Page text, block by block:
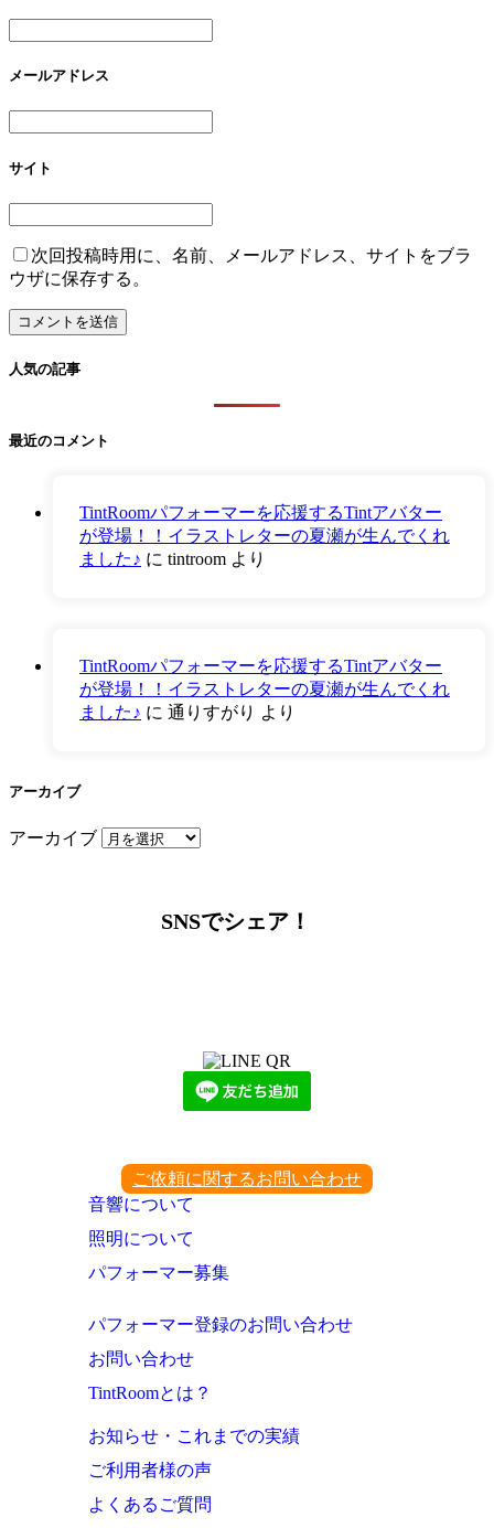
メールアドレス
サイト
次回投稿時用に、名前、メールアドレス、サイトをブラ
ウザに保存する。
人気の記事
最近のコメント
TintRoomパフォーマーを応援するTintアバター
が登場！！イラストレターの夏瀬が生んでくれ
ました♪ に tintroom より
TintRoomパフォーマーを応援するTintアバター
が登場！！イラストレターの夏瀬が生んでくれ
ました♪ に 通りすがり より
アーカイブ
アーカイブ
SNSでシェア！
ご依頼に関するお問い合わせ
音響について
照明について
パフォーマー募集
パフォーマー登録のお問い合わせ
お問い合わせ
TintRoomとは？
お知らせ・これまでの実績
ご利用者様の声
よくあるご質問